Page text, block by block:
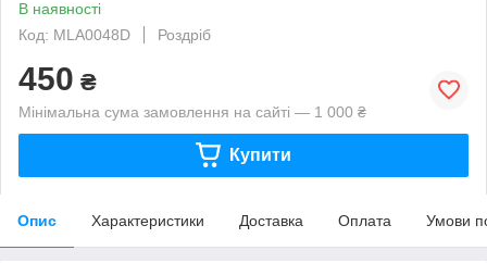
В наявності
Код: MLA0048D
Роздріб
450 ₴
Мінімальна сума замовлення на сайті — 1 000 ₴
Купити
Опис Характеристики Доставка Оплата Умови